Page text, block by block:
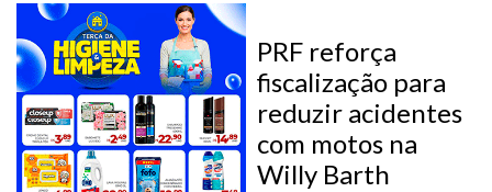
PRF reforça
fiscalização para
reduzir acidentes
com motos na
Willy Barth